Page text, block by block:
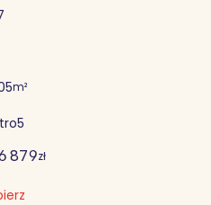
m²
5
879zł